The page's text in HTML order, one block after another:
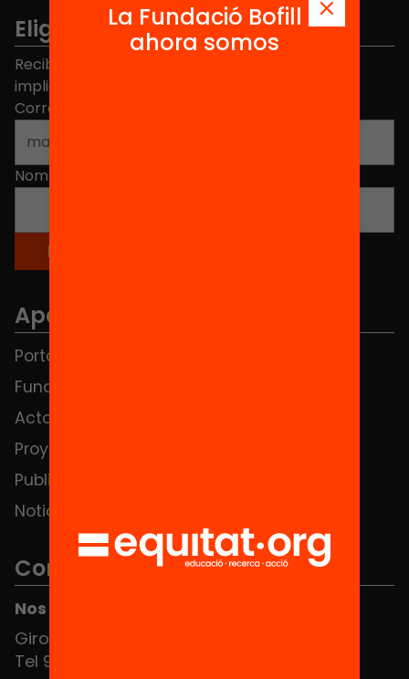
Elige equidad
Recibe contenidos, iniciativas y proyectos para
implicarte.
Correo electrónico
Nombre
Apartados
Portada
Fundación
Actos
Proyectos
Publicaciones y vídeos
Noticias
Contacto
Nos puedes encontrar en el HUB Social
Girona 34, interior 08010 Barcelona
Tel 934 588 700
La Fundació Bofill
ahora somos